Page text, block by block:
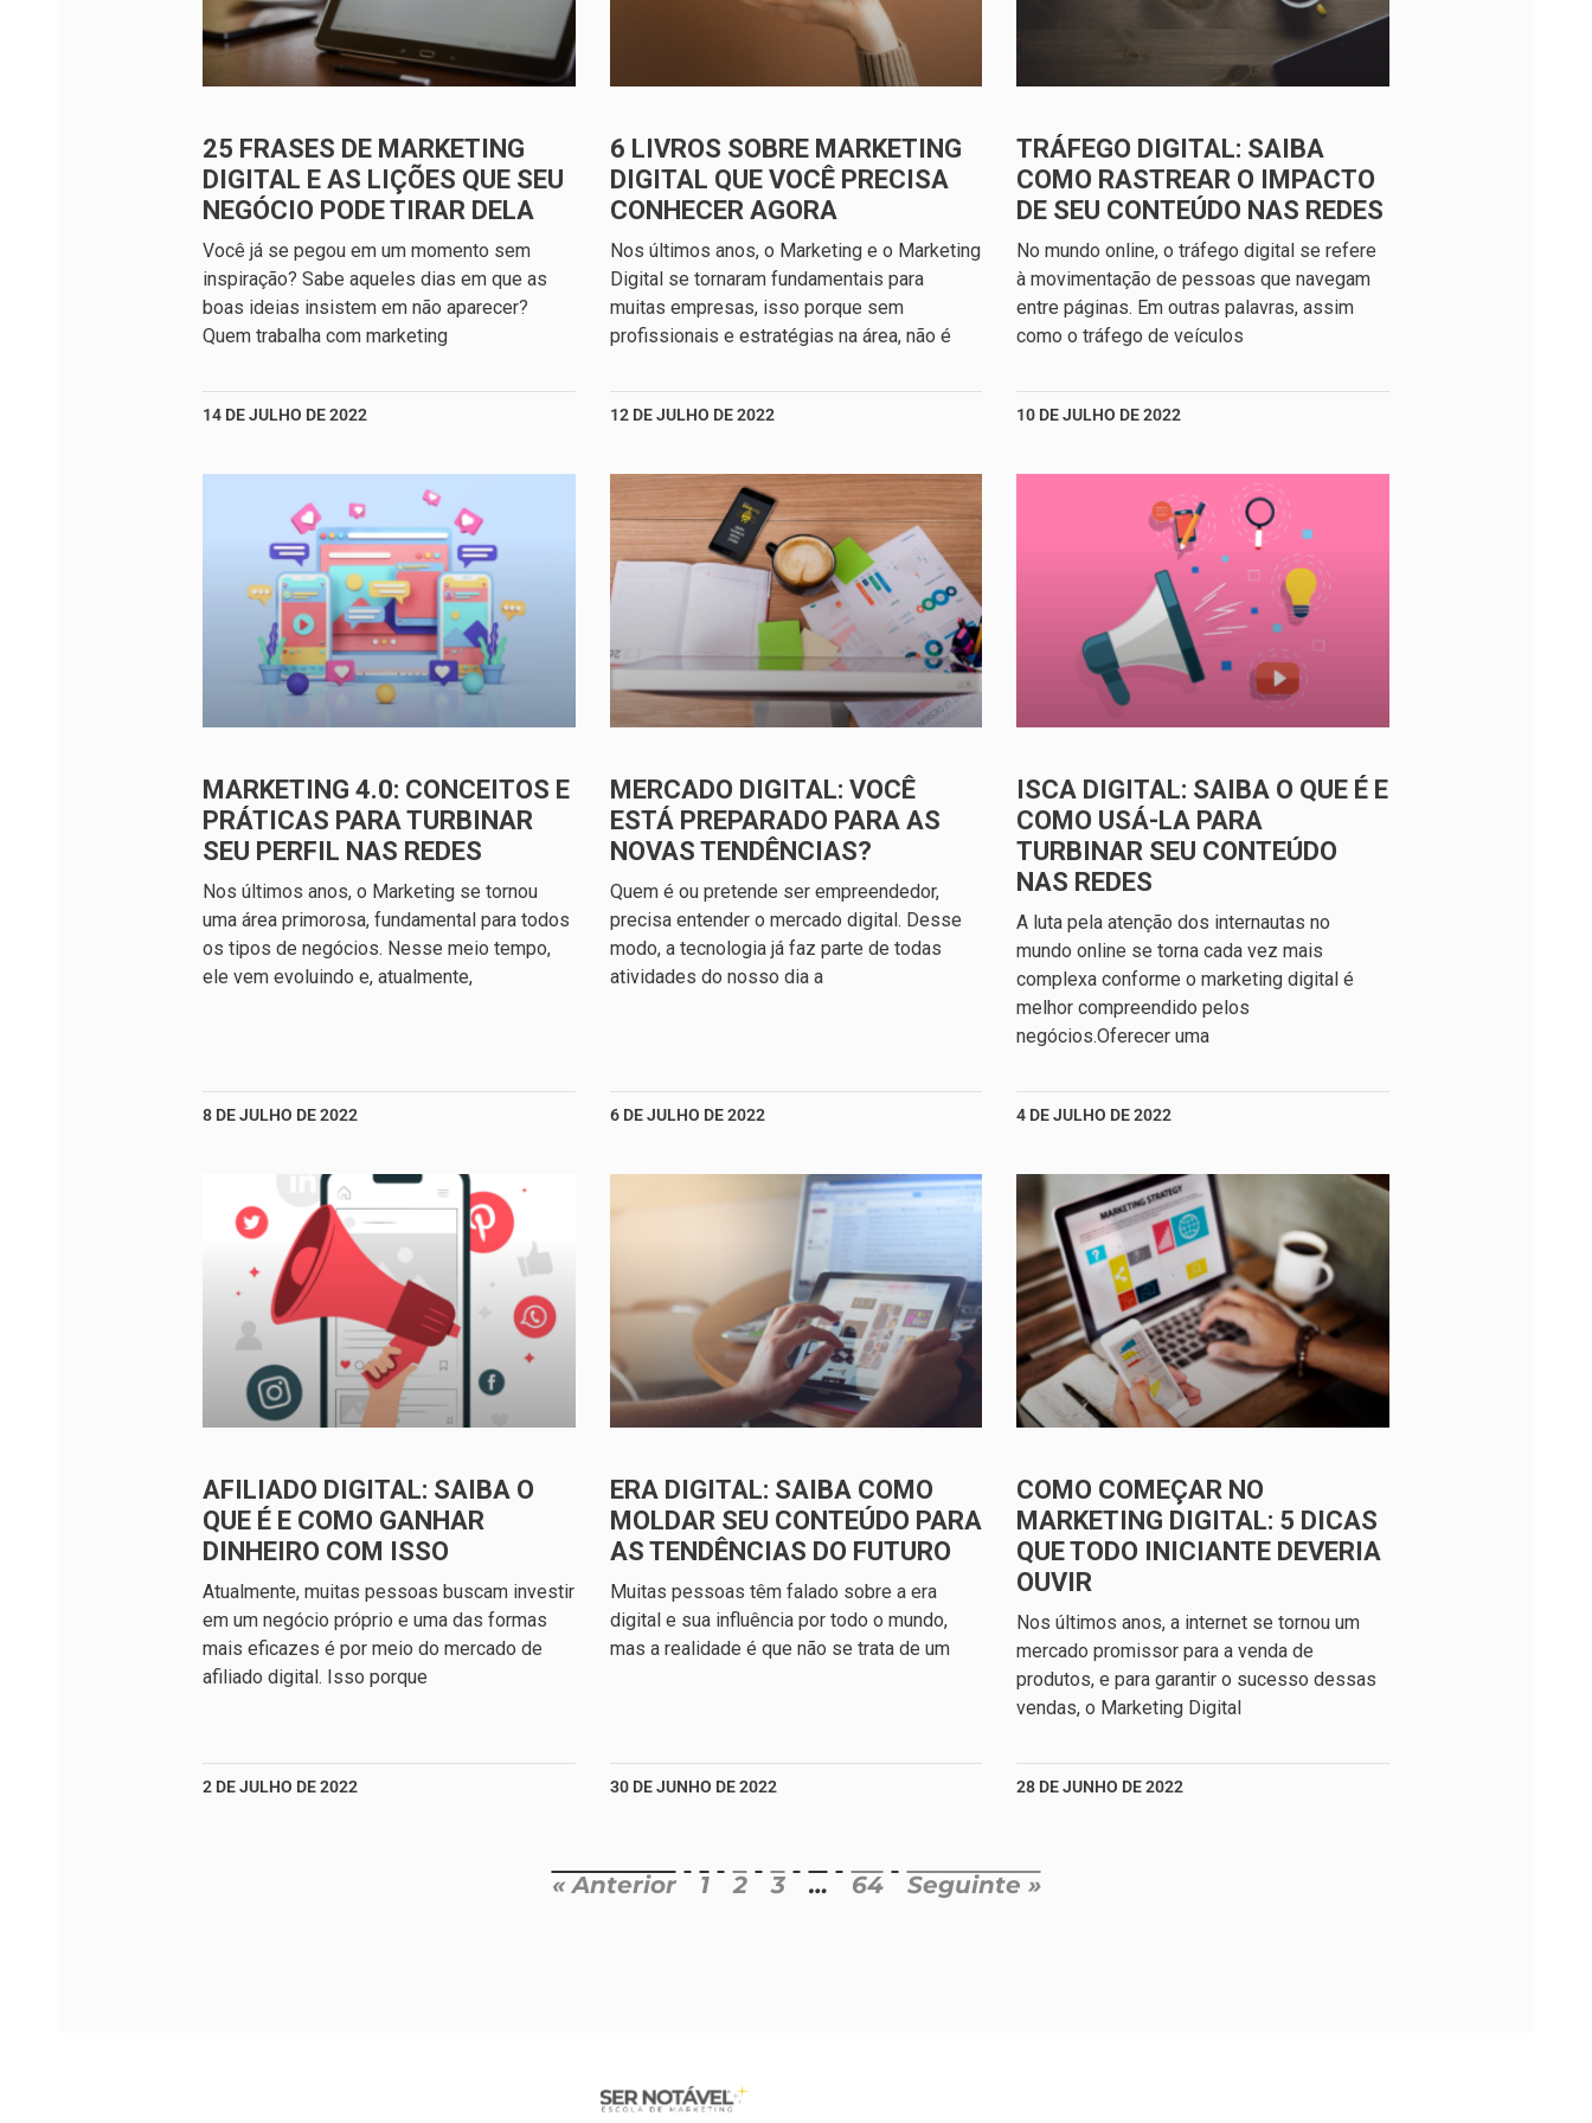
25 FRASES DE MARKETING
DIGITAL E AS LIÇÕES QUE SEU
NEGÓCIO PODE TIRAR DELA
Você já se pegou em um momento sem
inspiração? Sabe aqueles dias em que as
boas ideias insistem em não aparecer?
Quem trabalha com marketing
14 DE JULHO DE 2022
6 LIVROS SOBRE MARKETING
DIGITAL QUE VOCÊ PRECISA
CONHECER AGORA
Nos últimos anos, o Marketing e o Marketing
Digital se tornaram fundamentais para
muitas empresas, isso porque sem
profissionais e estratégias na área, não é
12 DE JULHO DE 2022
TRÁFEGO DIGITAL: SAIBA
COMO RASTREAR O IMPACTO
DE SEU CONTEÚDO NAS REDES
No mundo online, o tráfego digital se refere
à movimentação de pessoas que navegam
entre páginas. Em outras palavras, assim
como o tráfego de veículos
10 DE JULHO DE 2022
MARKETING 4.0: CONCEITOS E
PRÁTICAS PARA TURBINAR
SEU PERFIL NAS REDES
Nos últimos anos, o Marketing se tornou
uma área primorosa, fundamental para todos
os tipos de negócios. Nesse meio tempo,
ele vem evoluindo e, atualmente,
8 DE JULHO DE 2022
MERCADO DIGITAL: VOCÊ
ESTÁ PREPARADO PARA AS
NOVAS TENDÊNCIAS?
Quem é ou pretende ser empreendedor,
precisa entender o mercado digital. Desse
modo, a tecnologia já faz parte de todas
atividades do nosso dia a
6 DE JULHO DE 2022
ISCA DIGITAL: SAIBA O QUE É E
COMO USÁ-LA PARA
TURBINAR SEU CONTEÚDO
NAS REDES
A luta pela atenção dos internautas no
mundo online se torna cada vez mais
complexa conforme o marketing digital é
melhor compreendido pelos
negócios.Oferecer uma
4 DE JULHO DE 2022
AFILIADO DIGITAL: SAIBA O
QUE É E COMO GANHAR
DINHEIRO COM ISSO
Atualmente, muitas pessoas buscam investir
em um negócio próprio e uma das formas
mais eficazes é por meio do mercado de
afiliado digital. Isso porque
2 DE JULHO DE 2022
ERA DIGITAL: SAIBA COMO
MOLDAR SEU CONTEÚDO PARA
AS TENDÊNCIAS DO FUTURO
Muitas pessoas têm falado sobre a era
digital e sua influência por todo o mundo,
mas a realidade é que não se trata de um
30 DE JUNHO DE 2022
COMO COMEÇAR NO
MARKETING DIGITAL: 5 DICAS
QUE TODO INICIANTE DEVERIA
OUVIR
Nos últimos anos, a internet se tornou um
mercado promissor para a venda de
produtos, e para garantir o sucesso dessas
vendas, o Marketing Digital
28 DE JUNHO DE 2022
« Anterior 1 2 3 … 64 Seguinte »